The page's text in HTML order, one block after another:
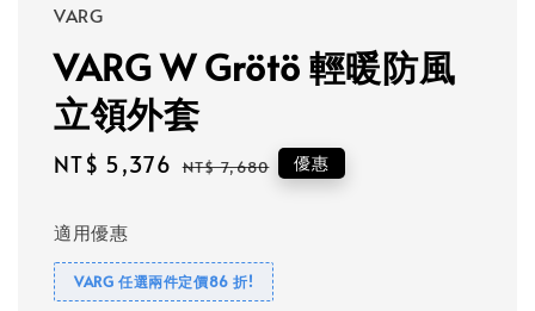
VARG
VARG W Grötö 輕暖防風
立領外套
Sale
NT$ 5,376 Regular
NT$ 7,680 優惠
適用優惠
VARG 任選兩件定價86 折!